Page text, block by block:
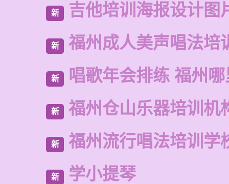
新 吉他培训海报设计图
新 福州成人美声唱法培
新 唱歌年会排练 福州
新 福州仓山乐器培训机
新 福州流行唱法培训学
新 学小提琴